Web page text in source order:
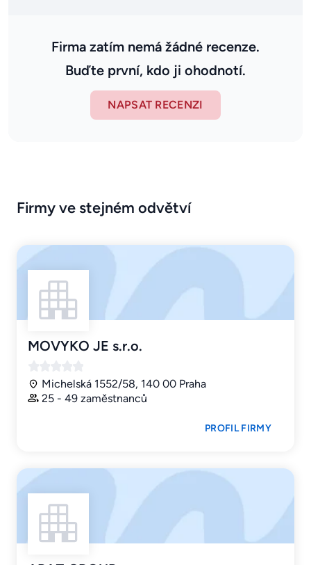
Firma zatím nemá žádné recenze.
Buďte první, kdo ji ohodnotí.
NAPSAT RECENZI
Firmy ve stejném odvětví
MOVYKO JE s.r.o.
Michelská 1552/58, 140 00 Praha
25 - 49 zaměstnanců
PROFIL FIRMY